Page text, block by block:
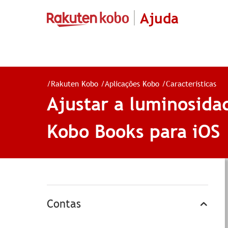
Ajuda
/Rakuten Kobo /Aplicações Kobo /Características
Ajustar a
Kobo Books para iOS
Contas